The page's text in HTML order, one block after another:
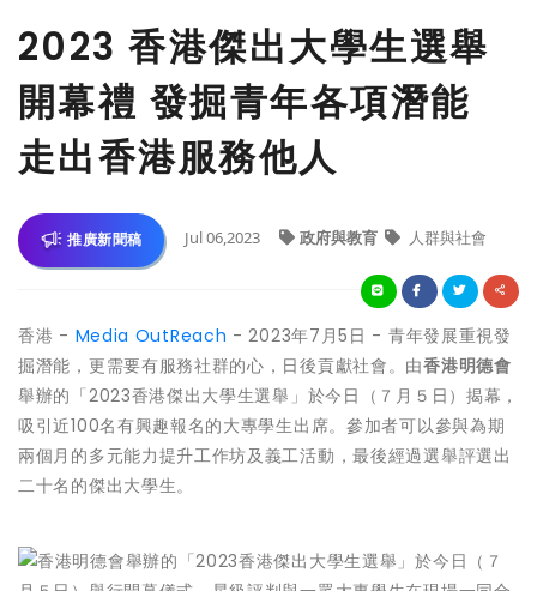
2023 香港傑出大學生選舉
開幕禮 發掘青年各項潛能
走出香港服務他人
推廣新聞稿 Jul 06,2023 政府與教育 人群與社會
香港 - Media OutReach - 2023年7月5日 - 青年發展重視發
掘潛能，更需要有服務社群的心，日後貢獻社會。由香港明德會
舉辦的「2023香港傑出大學生選舉」於今日（７月５日）揭幕，
吸引近100名有興趣報名的大專學生出席。參加者可以參與為期
兩個月的多元能力提升工作坊及義工活動，最後經過選舉評選出
二十名的傑出大學生。